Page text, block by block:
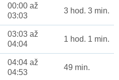
00:00 až
03:03
3 hod. 3 min.
03:03 až
04:04
1 hod. 1 min.
04:04 až
04:53
49 min.